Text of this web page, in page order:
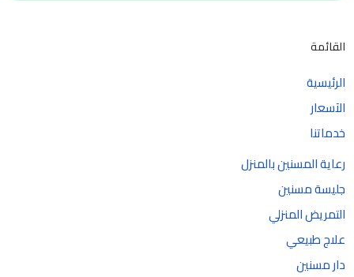
القائمة
الرئيسية
الآسعار
خدماتنا
رعاية المسنين بالمنزل
جليسة مسنين
التمريض المنزلي
علاج طبيعي
دار مسنين